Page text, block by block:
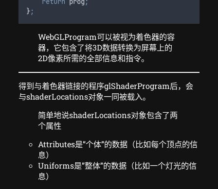
};
WebGLProgram可以被视为着色器的容
器，它包含了将3D数据转换为屏幕上的
2D像素所需的全部信息和指令。
得到与着色器链接的程序glShaderProgram后，会
与shaderLocations对象一同被载入。
简单地说shaderLocations对象包含了两
个属性
Attributes是”个体”的数据（比如每个顶点的信
息）
Uniforms是”整体”的数据（比如一个灯光的信
息）